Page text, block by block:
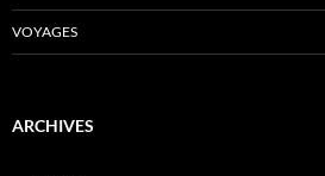
VOYAGES
ARCHIVES